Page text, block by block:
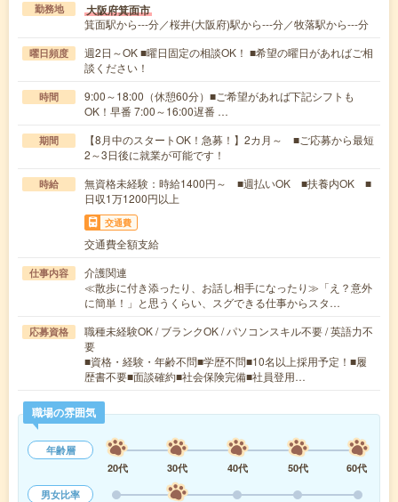
勤務地 大阪府箕面市
箕面駅から---分／桜井(大阪府)駅から---分／牧落駅から---分
曜日頻度
週2日～OK ■曜日固定の相談OK！ ■希望の曜日があればご相
談ください！
時間
9:00～18:00（休憩60分）■ご希望があれば下記シフトも
OK！早番 7:00～16:00遅番 …
期間
【8月中のスタートOK！急募！】2カ月～ ■ご応募から最短
2～3日後に就業が可能です！
時給
無資格未経験：時給1400円～ ■週払いOK ■扶養内OK ■
日収1万1200円以上
交通費
交通費全額支給
仕事内容
介護関連
≪散歩に付き添ったり、お話し相手になったり≫「え？意外
に簡単！」と思うくらい、スグできる仕事からスタ…
応募資格
職種未経験OK / ブランクOK / パソコンスキル不要 / 英語力不
要
■資格・経験・年齢不問■学歴不問■10名以上採用予定！■履
歴書不要■面談確約■社会保険完備■社員登用…
職場の雰囲気
年齢層
20代
30代 40代 50代
60代
男女比率